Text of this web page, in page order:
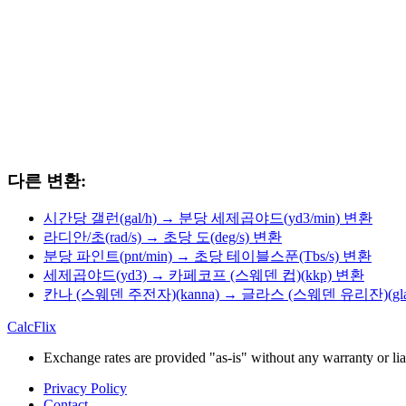
다른 변환:
시간당 갤런(gal/h) → 분당 세제곱야드(yd3/min) 변환
라디안/초(rad/s) → 초당 도(deg/s) 변환
분당 파인트(pnt/min) → 초당 테이블스푼(Tbs/s) 변환
세제곱야드(yd3) → 카페코프 (스웨덴 컵)(kkp) 변환
칸나 (스웨덴 주전자)(kanna) → 글라스 (스웨덴 유리잔
CalcFlix
Exchange rates are provided "as-is" without any warranty or
Privacy Policy